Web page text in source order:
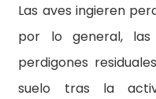
Las aves ingieren
por lo general, las
perdigones
suelo tras la